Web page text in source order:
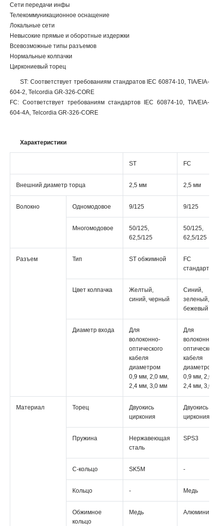
Сети передачи инфы
Телекоммуникационное оснащение
Локальные сети
Невысокие прямые и оборотные издержки
Всевозможные типы разъемов
Нормальные колпачки
Циркониевый торец
ST: Соответствует требованиям стандратов IEC 60874-10, TIA/EIA-
604-2, Telcordia GR-326-CORE
FC: Соответствует требованиям стандартов IEC 60874-10, TIA/EIA-
604-4A, Telcordia GR-326-CORE
Характеристики
ST FC
Внешний диаметр торца 2,5 мм 2,5 мм
Волокно Одномодовое 9/125 9/125
Многомодовое
50/125,
62,5/125
50/125,
62,5/125
Разъем Тип ST обжимной
FC
Цвет колпачка
Желтый,
синий, черный
Синий,
зеленый,
бежевый
Диаметр входа
Для
волоконно-
оптического
кабеля
диаметром
0,9 мм, 2,0 мм,
2,4 мм, 3,0 мм
Для
волоконно-
оптического
кабеля
диаметром
0,9 мм, 2,0
2,4 мм, 3,0
Материал Торец
Двуокись
циркония
Двуокись
циркония
Пружина
Нержавеющая
сталь
SPS3
С-кольцо SK5M -
Кольцо - Медь
Обжимное
кольцо
Медь Алюминий